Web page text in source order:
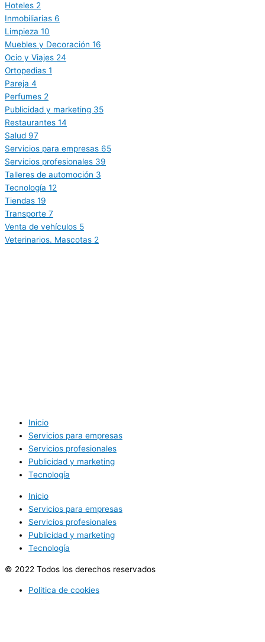
Hoteles 2
Inmobiliarias 6
Limpieza 10
Muebles y Decoración 16
Ocio y Viajes 24
Ortopedias 1
Pareja 4
Perfumes 2
Publicidad y marketing 35
Restaurantes 14
Salud 97
Servicios para empresas 65
Servicios profesionales 39
Talleres de automoción 3
Tecnología 12
Tiendas 19
Transporte 7
Venta de vehículos 5
Veterinarios. Mascotas 2
Inicio
Servicios para empresas
Servicios profesionales
Publicidad y marketing
Tecnología
Inicio
Servicios para empresas
Servicios profesionales
Publicidad y marketing
Tecnología
© 2022 Todos los derechos reservados
Politica de cookies
Politica de privacidad